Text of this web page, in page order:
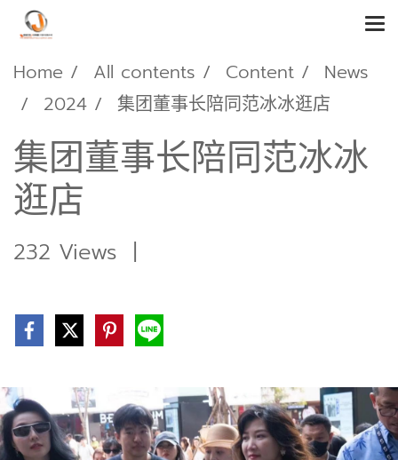
Home All contents Content
News
2024
集团董事长陪同范冰冰逛店
集团董事长陪同范冰冰
逛店
232 Views |